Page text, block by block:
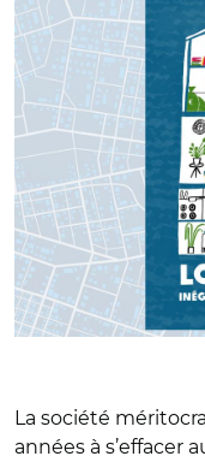
La société
années à s’effacer